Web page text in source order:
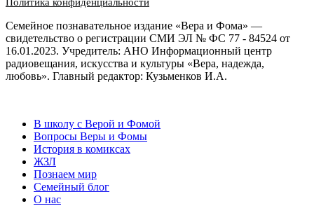
Семейное познавательное издание «Вера и Фома» —
свидетельство о регистрации СМИ ЭЛ № ФС 77 - 84524 от
16.01.2023. Учредитель: АНО Информационный центр
радиовещания, искусства и культуры «Вера, надежда,
любовь». Главный редактор: Кузьменков И.А.
В школу с Верой и Фомой
Вопросы Веры и Фомы
История в комиксах
ЖЗЛ
Познаем мир
Семейный блог
О нас